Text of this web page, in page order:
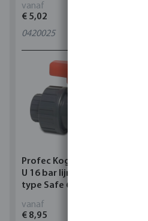
vanaf
€ 5,02
0420025
Profec Kogelkraan PVC-
U 16 bar lijmmof grijs
type Safe 600
vanaf
€ 8,95